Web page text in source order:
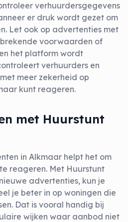
verhuurdersgegevens
er druk wordt gezet om
Let ook op advertenties met
voorwaarden of
het platform wordt
verhuurders en
meer zekerheid op
kunt reageren.
met Huurstunt
in Alkmaar helpt het om
reageren. Met Huurstunt
advertenties, kun je
je beter in op woningen die
Dat is vooral handig bij
wijken waar aanbod niet